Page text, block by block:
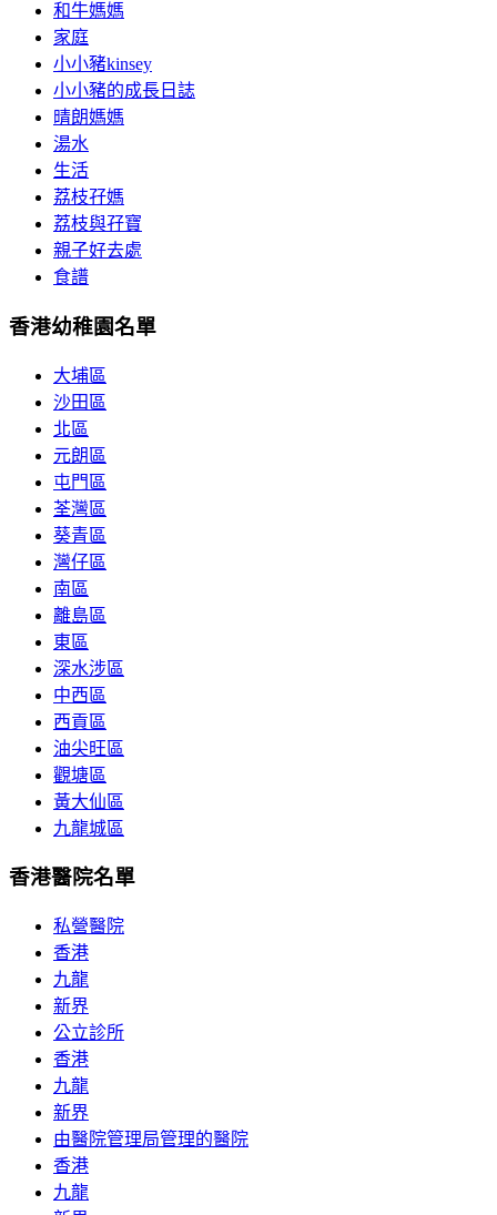
和牛媽媽
家庭
小小豬kinsey
小小豬的成長日誌
晴朗媽媽
湯水
生活
荔枝孖媽
荔枝與孖寶
親子好去處
食譜
香港幼稚園名單
大埔區
沙田區
北區
元朗區
屯門區
荃灣區
葵青區
灣仔區
南區
離島區
東區
深水涉區
中西區
西貢區
油尖旺區
觀塘區
黃大仙區
九龍城區
香港醫院名單
私營醫院
香港
九龍
新界
公立診所
香港
九龍
新界
由醫院管理局管理的醫院
香港
九龍